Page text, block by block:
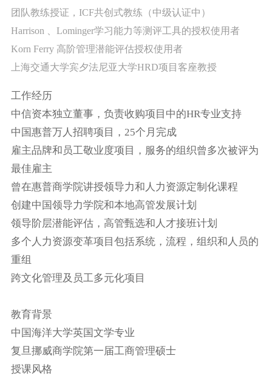
团队教练授证，ICF共创式教练（中级认证中）
Harrison 、Lominger学习能力等测评工具的授权使用者
Korn Ferry 高阶管理潜能评估授权使用者
上海交通大学宾夕法尼亚大学HRD项目客座教授
工作经历
中信资本独立董事，负责收购项目中的HR专业支持
中国惠普万人招聘项目，25个月完成
雇主品牌和员工敬业度项目，服务的组织曾多次被评为
最佳雇主
曾在惠普商学院讲授领导力和人力资源定制化课程
创建中国领导力学院和本地高管发展计划
领导阶层潜能评估，高管甄选和人才接班计划
多个人力资源变革项目包括系统，流程，组织和人员的
重组
跨文化管理及员工多元化项目
教育背景
中国海洋大学英国文学专业
复旦挪威商学院第一届工商管理硕士
授课风格